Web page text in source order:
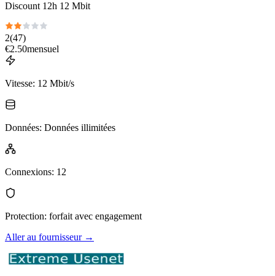
Discount 12h 12 Mbit
2(47)
€2.50mensuel
Vitesse: 12 Mbit/s
Données: Données illimitées
Connexions: 12
Protection: forfait avec engagement
Aller au fournisseur→